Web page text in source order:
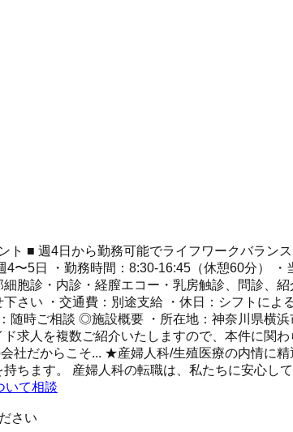
4日から勤務可能でライフワークバランス
5日 ・勤務時間：8:30-16:45（休憩60分） ・
胞診・内診・経膣エコー・乳房触診、問診、
さい ・交通費：別途支給 ・休日：シフトに
時ご相談 ◎施設概要 ・所在地：神奈川県横
介いたしますので、本件に関わらずま
社だからこそ... ★産婦人科/生殖医療の内情に
ます。 産婦人科の転職は、私たちに安心し
いて相談
さい